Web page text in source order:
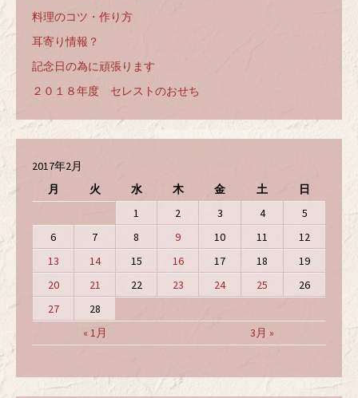
料理のコツ・作り方
耳寄り情報？
記念日の為に頑張ります
２０１８年度 セレストのおせち
2017年2月
月
火 水 木 金 土 日
« 1月 3月 »
1 2 3 4
5
6
7 8 9 10 11
12
13
14 15 16 17 18
19
20
21 22 23 24 25
26
27
28